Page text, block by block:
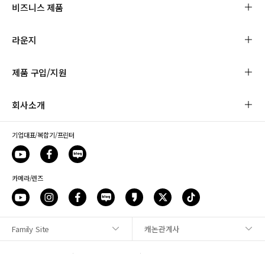
사이트맵
비즈니스 제품
라운지
제품 구입/지원
회사소개
기업대표/복합기/프린터
카메라/렌즈
Family Site 캐논관계사